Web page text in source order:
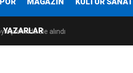
YAZARLARele alındı